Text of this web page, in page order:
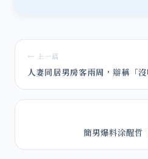
← 上一篇
人妻同居男房客兩周，辯稱「
簡男爆料涂醒哲